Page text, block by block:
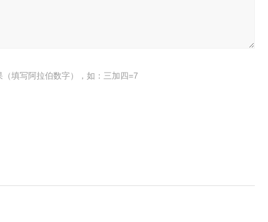
填写阿拉伯数字），如：三加四=7